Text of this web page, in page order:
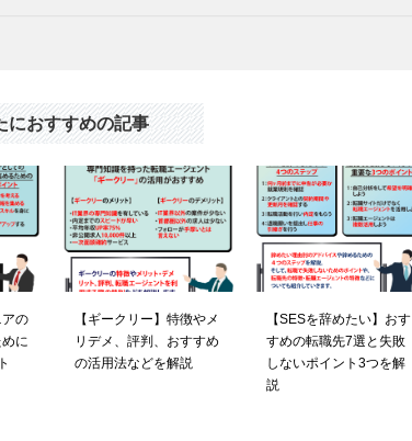
におすすめの記事
の
に
【ギークリー】特徴やメ
リデメ、評判、おすすめ
の活用法などを解説
【SESを辞めたい】おす
すめの転職先7選と失敗
しないポイント3つを解
説